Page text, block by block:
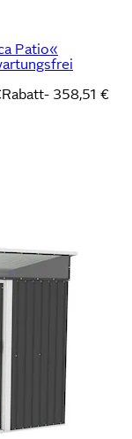
Patio«
Rabatt- 358,51 €